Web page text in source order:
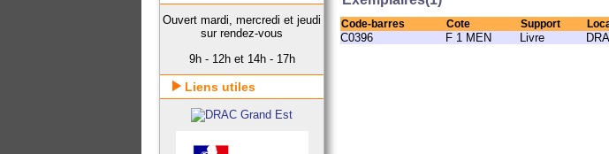
Code-barres Cote Support
C0396 F 1 MEN Livre
Ouvert mardi, mercredi et jeudi
sur rendez-vous
9h - 12h et 14h - 17h
Liens utiles